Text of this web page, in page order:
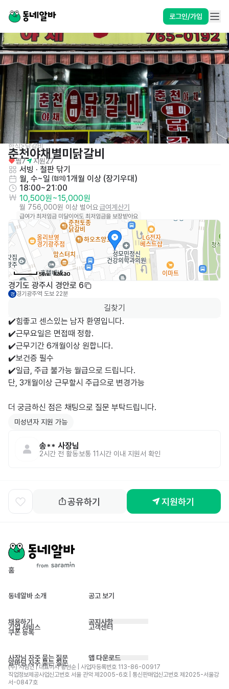
로그인/가입
한식>닭갈비
춘천야채별미닭갈비
찜7 지원27
서빙 · 철판 닦기
월, 수~일 (협의) 1개월 이상 (장기우대)
18:00~21:00
10,500원~15,000원
월 756,000원 이상 벌어요급여계산기
급여가 최저임금 미달이어도 최저임금을 보장받아요
50m
경기도 광주시 경안로 6
경 경기광주역 도보 22분
길찾기
✔️힘좋고 센스있는 남자 환영입니다.
✔️근무요일은 면접때 정함.
✔️근무기간 6개월이상 원합니다.
✔️보건증 필수
✔️일급, 주급 불가능 월급으로 드립니다.
단, 3개월이상 근무할시 주급으로 변경가능
미성년자 지원 가능
송** 사장님
2시간 전 활동보통 11시간 이내 지원서 확인
공유하기 지원하기
홈
동네알바 소개 공고 보기
채용하기
기업 서비스
쿠폰 등록
공지사항
고객센터
사장님 자주 묻는 질문
알바님 자주 묻는 질문
앱 다운로드
(주) 사람인 | 대표이사 황현순 | 사업자등록번호 113-86-00917
직업정보제공사업신고번호 서울 관악 제2005-6호 | 통신판매업신고번호 제2025-서울강
서-0847호